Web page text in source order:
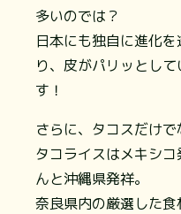
多いのでは？
日本にも独自に進化
り、皮がパリッとし
す！
さらに、タコスだけで
タコライスはメキシ
んと沖縄県発祥。
奈良県内の厳選した食